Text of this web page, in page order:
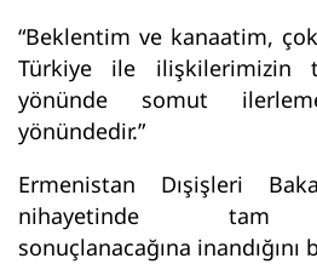
“Beklentim ve kanaatim,
Türkiye ile ilişkilerimizin
yönünde somut
yönündedir.”
Ermenistan Dışişleri
nihayetinde tam
sonuçlanacağına inandığını